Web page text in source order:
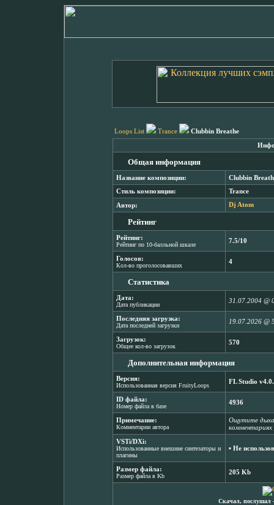
Loops List Trance Clubbin Breathe
Общая информация
Название композиции: Clubbin
Стиль композиции: Trance
Автор: Dj Atom
Рейтинг
Рейтинг:
Рейтинг по 10-балльной шкале
7.5/10
Голосов:
Кол-во проголосовавших
4
Статистика
Дата:
Дата публикации
31.07.2004 @
Последняя загрузка:
Дата последней загрузки
19.07.2026 @
Загрузок:
Общее кол-во загрузок
570
Дополнительная информация
Версия:
Использованная версия FruityLoops
FL Studio
ID файла:
Номер файла в базе
4936
Примечание:
Комментарии автора
Ощутите
VSTi/DXi:
Использованные внешние синтезаторы и
плагины
▪ Не
Размер файла:
Размер файла в Kb
205 Kb
Скачал, послушал